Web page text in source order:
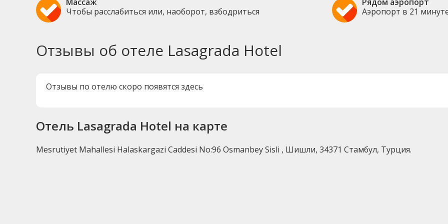
Чтобы расслабиться или, наоборот, взбодриться
Аэропорт в 21
Отзывы об отеле Lasagrada Hotel
Отзывы по отелю скоро появятся здесь
Отель Lasagrada Hotel на карте
Mesrutiyet Mahallesi Halaskargazi Caddesi No:96 Osmanbey Sisli , Шишли, 34371 Стамбул, Турция.